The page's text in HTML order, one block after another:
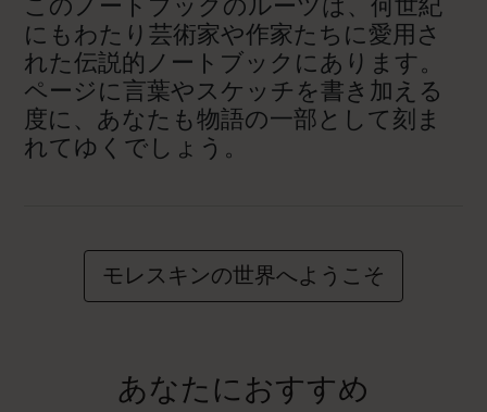
にもわたり芸術家や作家たちに愛用さ
れた伝説的ノートブックにあります。
ページに言葉やスケッチを書き加える
度に、あなたも物語の一部として刻ま
れてゆくでしょう。
モレスキンの世界へようこそ
あなたにおすすめ